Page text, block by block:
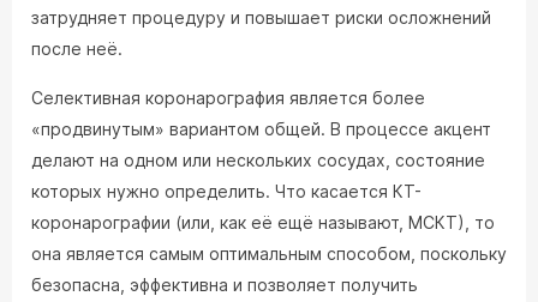
затрудняет процедуру и повышает риски осложнений
после неё.
Селективная коронарография является более
«продвинутым» вариантом общей. В процессе акцент
делают на одном или нескольких сосудах, состояние
которых нужно определить. Что касается КТ-
коронарографии (или, как её ещё называют, МСКТ), то
она является самым оптимальным способом, поскольку
безопасна, эффективна и позволяет получить